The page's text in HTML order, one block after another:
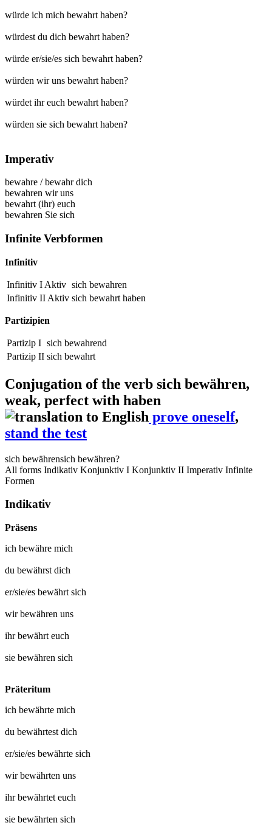
würde ich mich bewahrt haben?
würdest du dich bewahrt haben?
würde er/sie/es sich bewahrt haben?
würden wir uns bewahrt haben?
würdet ihr euch bewahrt haben?
würden sie sich bewahrt haben?
Imperativ
bewahre /bewahr dich
bewahren wir uns
bewahrt (ihr) euch
bewahren Sie sich
Infinite Verbformen
Infinitiv
Infinitiv I Aktiv sich bewahren
Infinitiv II Aktiv sich bewahrt haben
Partizipien
Partizip I sich bewahrend
Partizip II sich bewahrt
Conjugation of the verb sich bewähren,
weak, perfect with haben
prove oneself,
stand the test
sich bewährensich bewähren?
All forms Indikativ Konjunktiv I Konjunktiv II Imperativ Infinite
Formen
Indikativ
Präsens
ich bewähre mich
du bewährst dich
er/sie/es bewährt sich
wirbewähren uns
ihrbewährt euch
sie bewähren sich
Präteritum
ich bewährte mich
du bewährtest dich
er/sie/es bewährte sich
wirbewährten uns
ihrbewährtet euch
sie bewährten sich